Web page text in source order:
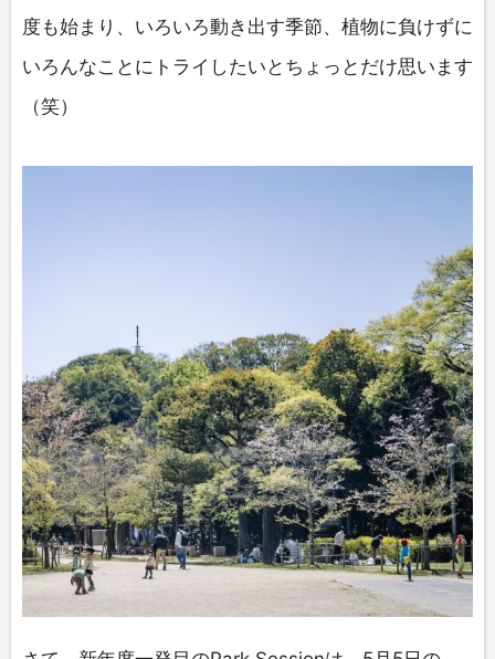
度も始まり、いろいろ動き出す季節、植物に負けずに
いろんなことにトライしたいとちょっとだけ思います
（笑）